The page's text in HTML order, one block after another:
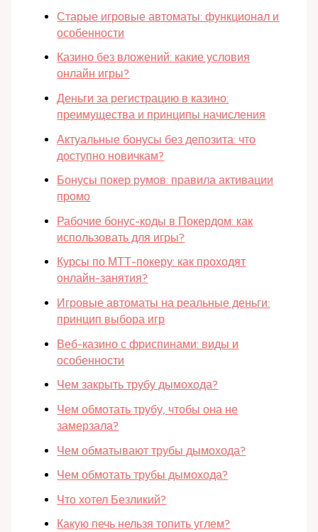
Старые игровые автоматы: функционал и
особенности
Казино без вложений: какие условия
онлайн игры?
Деньги за регистрацию в казино:
преимущества и принципы начисления
Актуальные бонусы без депозита: что
доступно новичкам?
Бонусы покер румов: правила активации
промо
Рабочие бонус-коды в Покердом: как
использовать для игры?
Курсы по МТТ-покеру: как проходят
онлайн-занятия?
Игровые автоматы на реальные деньги:
принцип выбора игр
Веб-казино с фриспинами: виды и
особенности
Чем закрыть трубу дымохода?
Чем обмотать трубу, чтобы она не
замерзала?
Чем обматывают трубы дымохода?
Чем обмотать трубы дымохода?
Что хотел Безликий?
Какую печь нельзя топить углем?